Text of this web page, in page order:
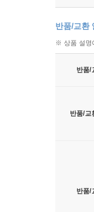
“시장경제
“가치는
- 국민일보
“이 책은
- 서울경제
“이미 파
- 프레시안
반품/교환
※ 상품 설명
반품/
반품/교
반품/